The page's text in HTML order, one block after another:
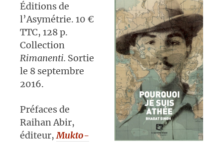
Éditions de
l’Asymétrie. 10 €
TTC, 128 p.
Collection
Rimanenti. Sortie
le 8 septembre
2016.
Préfaces de
Raihan Abir,
éditeur,Mukto-